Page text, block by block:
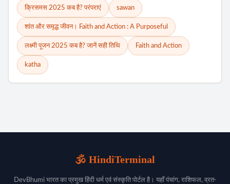
Search
क्रिसमस 2025 कब है? परंपराएं sawan
शांत और समृद्ध जीवन। Faith and Action : A Purposeful
लक्ष्मी पूजन 2025 कब है? जानें सही तिथि Faith and Action
katha
🕉️ HindiTerminal
DevBhumi भारत का प्रमुख हिंदी धर्म एवं संस्कृति पोर्टल है। यहाँ पंचांग, राशिफल, व्रत-